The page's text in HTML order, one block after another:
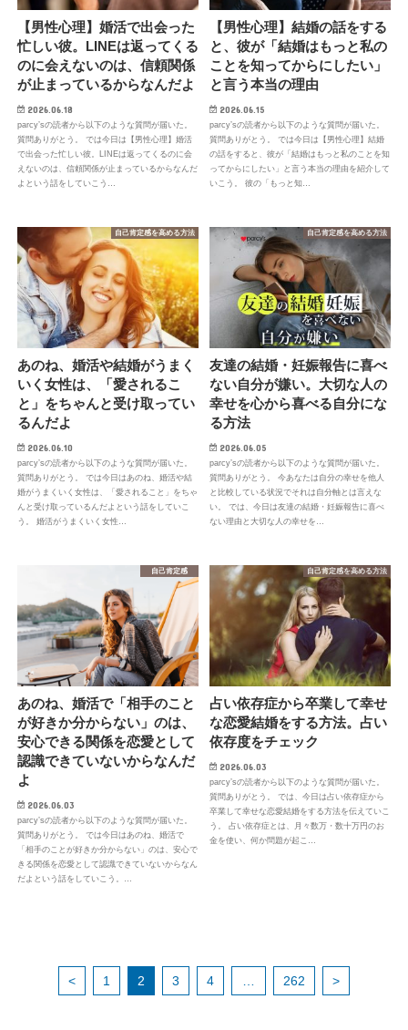
【男性心理】婚活で出会った
忙しい彼。LINEは返ってくる
のに会えないのは、信頼関係
が止まっているからなんだよ
2026.06.18
parcy’sの読者から以下のような質問が届いた。
質問ありがとう。 では今日は【男性心理】婚活
で出会った忙しい彼。LINEは返ってくるのに会
えないのは、信頼関係が止まっているからなんだ
よという話をしていこう…
【男性心理】結婚の話をする
と、彼が「結婚はもっと私の
ことを知ってからにしたい」
と言う本当の理由
2026.06.15
parcy’sの読者から以下のような質問が届いた。
質問ありがとう。 では今日は【男性心理】結婚
の話をすると、彼が「結婚はもっと私のことを知
ってからにしたい」と言う本当の理由を紹介して
いこう。 彼の「もっと知…
自己肯定感を高める方法
あのね、婚活や結婚がうまく
いく女性は、「愛されるこ
と」をちゃんと受け取ってい
るんだよ
2026.06.10
parcy’sの読者から以下のような質問が届いた。
質問ありがとう。 では今日はあのね、婚活や結
婚がうまくいく女性は、「愛されること」をちゃ
んと受け取っているんだよという話をしていこ
う。 婚活がうまくいく女性…
自己肯定感を高める方法
友達の結婚・妊娠報告に喜べ
ない自分が嫌い。大切な人の
幸せを心から喜べる自分にな
る方法
2026.06.05
parcy’sの読者から以下のような質問が届いた。
質問ありがとう。 今あなたは自分の幸せを他人
と比較している状況でそれは自分軸とは言えな
い。 では、今日は友達の結婚・妊娠報告に喜べ
ない理由と大切な人の幸せを…
自己肯定感
あのね、婚活で「相手のこと
が好きか分からない」のは、
安心できる関係を恋愛として
認識できていないからなんだ
よ
2026.06.03
parcy’sの読者から以下のような質問が届いた。
質問ありがとう。 では今日はあのね、婚活で
「相手のことが好きか分からない」のは、安心で
きる関係を恋愛として認識できていないからなん
だよという話をしていこう。…
自己肯定感を高める方法
占い依存症から卒業して幸せ
な恋愛結婚をする方法。占い
依存度をチェック
2026.06.03
parcy’sの読者から以下のような質問が届いた。
質問ありがとう。 では、今日は占い依存症から
卒業して幸せな恋愛結婚をする方法を伝えていこ
う。 占い依存症とは、月々数万・数十万円のお
金を使い、何か問題が起こ…
< 1 2 3 4 … 262 >